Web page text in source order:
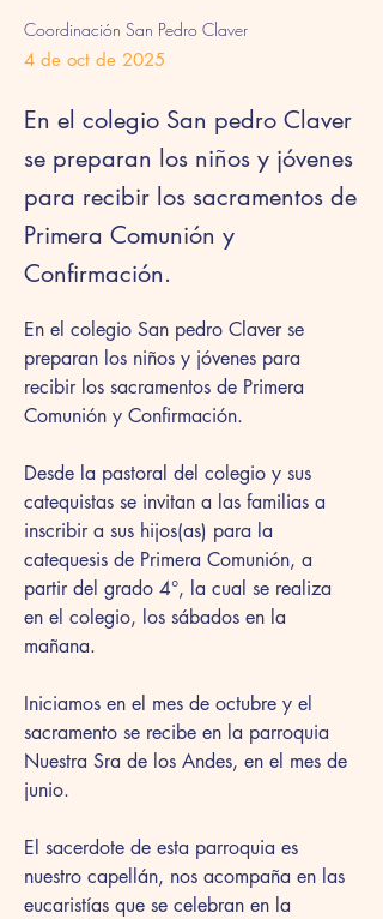
Coordinación San Pedro Claver
4 de oct de 2025
En el colegio San pedro Claver
se preparan los niños y jóvenes
para recibir los sacramentos de
Primera Comunión y
Confirmación.
En el colegio San pedro Claver se
preparan los niños y jóvenes para
recibir los sacramentos de Primera
Comunión y Confirmación.
Desde la pastoral del colegio y sus
catequistas se invitan a las familias a
inscribir a sus hijos(as) para la
catequesis de Primera Comunión, a
partir del grado 4°, la cual se realiza
en el colegio, los sábados en la
mañana.
Iniciamos en el mes de octubre y el
sacramento se recibe en la parroquia
Nuestra Sra de los Andes, en el mes de
junio.
El sacerdote de esta parroquia es
nuestro capellán, nos acompaña en las
eucaristías que se celebran en la